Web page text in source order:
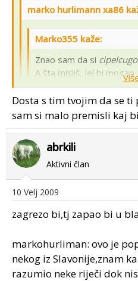
marko hurlimann xa86
Marko355 kaže:
Znao sam da si
A šta misliš, jel bi mogao
ma garant bi vgrezev
:mrgreen:
prijtelju i 539 ide tud a ne
:blackeye
Prevedi!!!
Dosta s tim tvojim da se ti
sam si malo premisli kaj
abrkili
Aktivni član
10 Velj 2009
zagrezo bi,tj zapao bi u
markohurliman: ovo je
nekog iz Slavonije,znam
razumio neke riječi dok